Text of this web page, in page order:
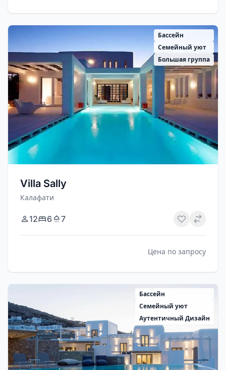
Бассейн
Семейный уют
Большая группа
Villa Sally
Калафати
12 6 7
Цена по запросу
Бассейн
Семейный уют
Аутентичный Дизайн